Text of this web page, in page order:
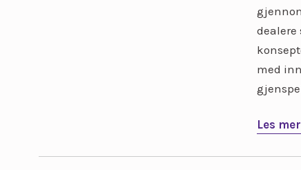
dealere
med
Les